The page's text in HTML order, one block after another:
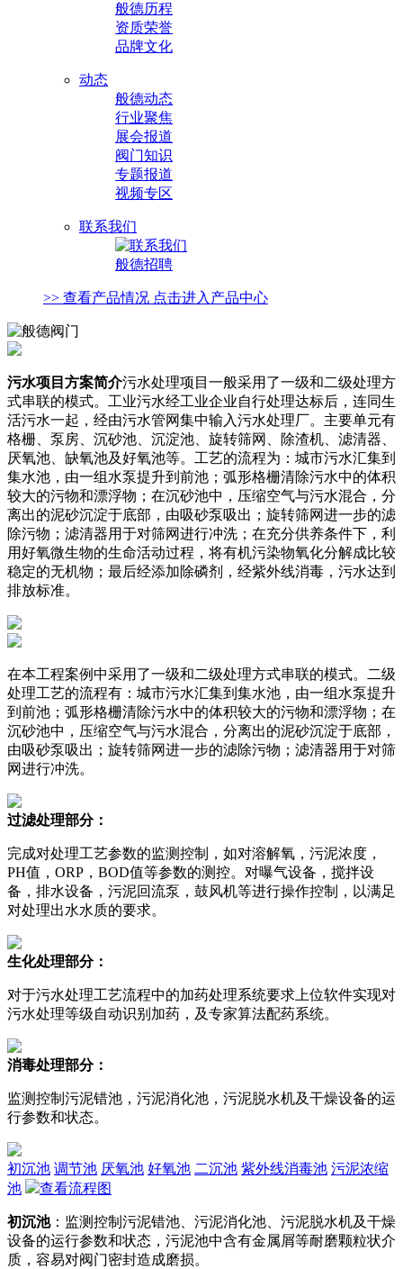
般德历程
资质荣誉
品牌文化
动态
般德动态
行业聚焦
展会报道
阀门知识
专题报道
视频专区
联系我们
般德招聘
>> 查看产品情况 点击进入产品中心
污水项目方案简介污水处理项目一般采用了一级和二级处理方
式串联的模式。工业污水经工业企业自行处理达标后，连同生
活污水一起，经由污水管网集中输入污水处理厂。主要单元有
格栅、泵房、沉砂池、沉淀池、旋转筛网、除渣机、滤清器、
厌氧池、缺氧池及好氧池等。工艺的流程为：城市污水汇集到
集水池，由一组水泵提升到前池；弧形格栅清除污水中的体积
较大的污物和漂浮物；在沉砂池中，压缩空气与污水混合，分
离出的泥砂沉淀于底部，由吸砂泵吸出；旋转筛网进一步的滤
除污物；滤清器用于对筛网进行冲洗；在充分供养条件下，利
用好氧微生物的生命活动过程，将有机污染物氧化分解成比较
稳定的无机物；最后经添加除磷剂，经紫外线消毒，污水达到
排放标准。
在本工程案例中采用了一级和二级处理方式串联的模式。二级
处理工艺的流程有：城市污水汇集到集水池，由一组水泵提升
到前池；弧形格栅清除污水中的体积较大的污物和漂浮物；在
沉砂池中，压缩空气与污水混合，分离出的泥砂沉淀于底部，
由吸砂泵吸出；旋转筛网进一步的滤除污物；滤清器用于对筛
网进行冲洗。
过滤处理部分：
完成对处理工艺参数的监测控制，如对溶解氧，污泥浓度，
PH值，ORP，BOD值等参数的测控。对曝气设备，搅拌设
备，排水设备，污泥回流泵，鼓风机等进行操作控制，以满足
对处理出水水质的要求。
生化处理部分：
对于污水处理工艺流程中的加药处理系统要求上位软件实现对
污水处理等级自动识别加药，及专家算法配药系统。
消毒处理部分：
监测控制污泥错池，污泥消化池，污泥脱水机及干燥设备的运
行参数和状态。
初沉池 调节池 厌氧池 好氧池 二沉池 紫外线消毒池 污泥浓缩
池
查看流程图
初沉池：监测控制污泥错池、污泥消化池、污泥脱水机及干燥
设备的运行参数和状态，污泥池中含有金属屑等耐磨颗粒状介
质，容易对阀门密封造成磨损。